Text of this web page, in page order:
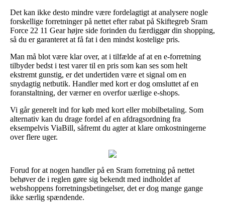
Det kan ikke desto mindre være fordelagtigt at analysere nogle
forskellige forretninger på nettet efter rabat på Skiftegreb Sram
Force 22 11 Gear højre side forinden du færdiggør din shopping,
så du er garanteret at få fat i den mindst kostelige pris.
Man må blot være klar over, at i tilfælde af at en e-forretning
tilbyder bedst i test varer til en pris som kan ses som helt
ekstremt gunstig, er det undertiden være et signal om en
snydagtig netbutik. Handler med kort er dog omsluttet af en
foranstaltning, der værner en overfor uærlige e-shops.
Vi går generelt ind for køb med kort eller mobilbetaling. Som
alternativ kan du drage fordel af en afdragsordning fra
eksempelvis ViaBill, såfremt du agter at klare omkostningerne
over flere uger.
Forud for at nogen handler på en Sram forretning på nettet
behøver de i reglen gøre sig bekendt med indholdet af
webshoppens forretningsbetingelser, det er dog mange gange
ikke særlig spændende.